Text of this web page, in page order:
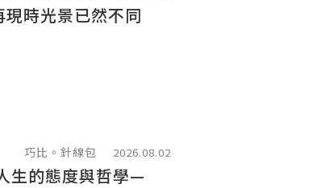
時光景已然不同
巧比。針線包 2026.08.02
生的態度與哲學—